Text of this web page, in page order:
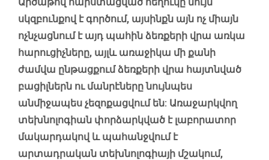
սկզբունքով է գործում, այսինքն այն ոչ միայն
ոչնչացնում է այդ պահին ձեռքերի վրա առկա
հարուցիչները, այլև առաջիկա մի քանի
ժամվա ընթացքում ձեռքերի վրա հայտնված
բացիլներն ու մանրէները նույնպես
անմիջապես չեզոքացվում են: Առաջարկվող
տեխնոլոգիան փորձարկված է լաբորատոր
մակարդակով և պահանջվում է
արտադրական տեխնոլոգիայի մշակում,